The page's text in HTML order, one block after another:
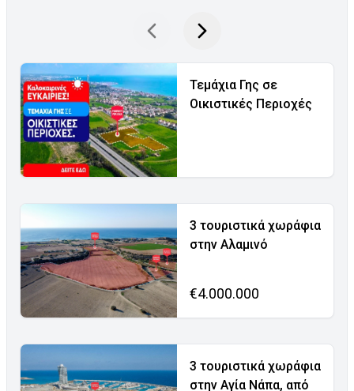
Τεμάχια Γης σε
Οικιστικές Περιοχές
3 τουριστικά χωράφια
στην Αλαμινό
€4.000.000
3 τουριστικά χωράφια
στην Αγία Νάπα, από